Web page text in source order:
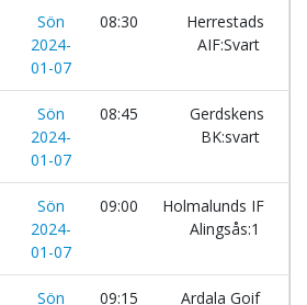
Sön
2024-
01-07
08:30
Herrestads
AIF:Svart
Sön
2024-
01-07
08:45
Gerdskens
BK:svart
Sön
2024-
01-07
09:00
Holmalunds IF
Alingsås:1
Sön
09:15 Ardala Goif